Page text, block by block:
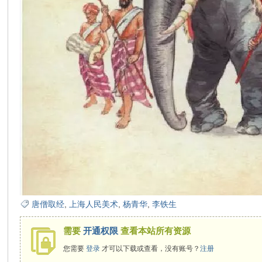
唐僧取经 上海人民美术 ,杨青华 ,李铁生
需要开通权限 查看本站所有资源
您需要登录 才可以下载或查看，没有账号？注册